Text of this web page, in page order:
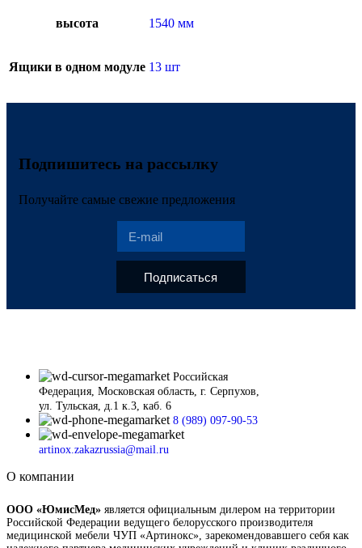
высота 1540 мм
Ящики в одном модуле 13 шт
Подпишитесь на рассылку
Получайте самые свежие предложения
Подписаться
Российская
Федерация, Московская область, г. Серпухов,
ул. Тульская, д.1 к.3, каб. 6
8 (989) 097-90-53
artinox.zakazrussia@mail.ru
О компании
ООО «ЮмисМед» является официальным дилером на территории
Российской Федерации ведущего белорусского производителя
медицинской мебели ЧУП «Артинокс», зарекомендовавшего себя как